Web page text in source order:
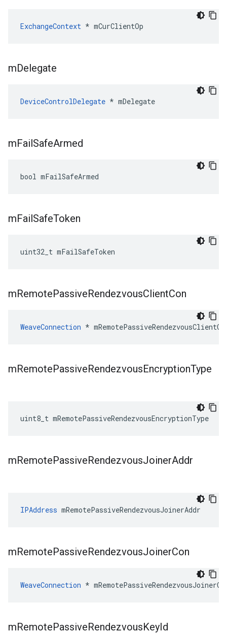
ExchangeContext * mCurClientOp
mDelegate
DeviceControlDelegate * mDelegate
mFailSafeArmed
bool mFailSafeArmed
mFailSafeToken
uint32_t mFailSafeToken
mRemotePassiveRendezvousClientCon
WeaveConnection *
mRemotePassiveRendezvousEncryptionType
uint8_t mRemotePassiveRendezvousEncryptionType
mRemotePassiveRendezvousJoinerAddr
IPAddress mRemotePassiveRendezvousJoinerAddr
mRemotePassiveRendezvousJoinerCon
WeaveConnection *
mRemotePassiveRendezvousKeyId